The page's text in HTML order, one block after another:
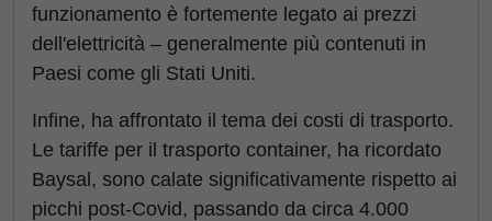
funzionamento è fortemente legato ai prezzi
dell'elettricità – generalmente più contenuti in
Paesi come gli Stati Uniti.
Infine, ha affrontato il tema dei costi di trasporto.
Le tariffe per il trasporto container, ha ricordato
Baysal, sono calate significativamente rispetto ai
picchi post-Covid, passando da circa 4.000